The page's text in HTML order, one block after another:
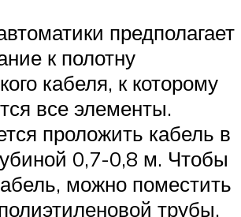
предполагает
к полотну
кабеля, к которому
все элементы.
проложить кабель в
0,7-0,8 м. Чтобы
можно поместить
трубы.